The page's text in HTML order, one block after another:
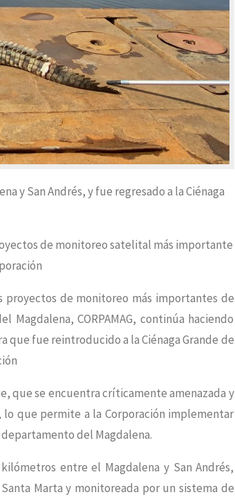
y San Andrés, y fue regresado a la Ciénaga
de monitoreo satelital más importante
proyectos de monitoreo más importantes de
CORPAMAG, continúa haciendo
fue reintroducido a la Ciénaga Grande de
que se encuentra críticamente amenazada y
que permite a la Corporación implementar
del Magdalena.
entre el Magdalena y San Andrés,
Marta y monitoreada por un sistema de